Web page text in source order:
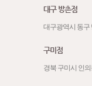
대구 방촌점
대구광역시 동구
구미점
경북 구미시 인의